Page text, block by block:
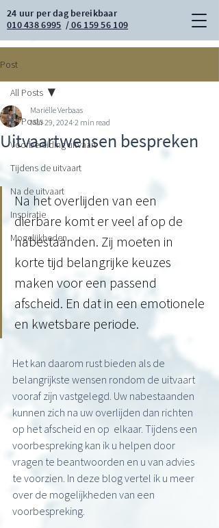
010 438 6995 /06 159 56 109
24 uur per dag bereikbaar
Post
All Posts
Voorbereiding uitvaart
Tijdens de uitvaart
Na de uitvaart
Inspiratie
Mogelijkheden
All Posts
Uitvaartwensen bespreken
Mariëlle Verbaas
Mar 29, 2024 2 min read
Na het overlijden van een
dierbare komt er veel af op de
nabestaanden. Zij moeten in
korte tijd belangrijke keuzes
maken voor een passend
afscheid. En dat in een emotionele
en kwetsbare periode.
Het kan daarom rust bieden als de
belangrijkste wensen rondom de uitvaart
vooraf zijn vastgelegd. Uw nabestaanden
kunnen zich na uw overlijden dan richten
op het afscheid en op  elkaar. Tijdens een
voorbespreking kan ik u helpen door
vragen te beantwoorden en u van advies
te voorzien. In deze blog vertel ik u meer
over de mogelijkheden van een
voorbespreking.